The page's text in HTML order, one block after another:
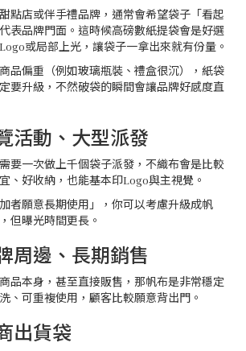
點店或伴手禮品牌，通常會希望袋子「看起
表品牌門面。這時候高磅數紙提袋會是好選
或局部上光，讓袋子一拿出來就有份量。
品偏重（例如玻璃瓶裝、禮盒很沉），紙袋
要升級，不然破袋的瞬間會讓品牌好感度直
活動、大型派發
要一次做上千個袋子派發，不織布會是比較
、好收納，也能基本印Logo與主視覺。
者願意長期使用」，你可以考慮升級成帆
但曝光時間更長。
周邊、長期銷售
品本身，甚至直接販售，那帆布是非常穩定
、可重複使用，顧客比較願意背出門。
出貨袋